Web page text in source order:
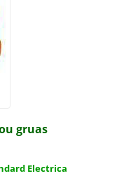
gruas
Electrica